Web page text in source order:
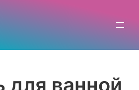
для ванной